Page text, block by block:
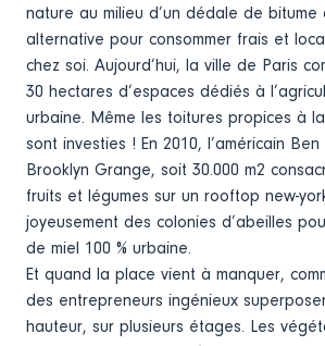
nature au milieu d’un dédale de bitume
alternative pour consommer frais et
chez soi. Aujourd’hui, la ville de Paris
30 hectares d’espaces dédiés à
urbaine. Même les toitures propices à
sont investies ! En 2010, l’américain
Brooklyn Grange, soit 30.000 m2
fruits et légumes sur un rooftop new-
joyeusement des colonies d’abeilles
de miel 100 % urbaine.
Et quand la place vient à manquer,
des entrepreneurs ingénieux
hauteur, sur plusieurs étages. Les